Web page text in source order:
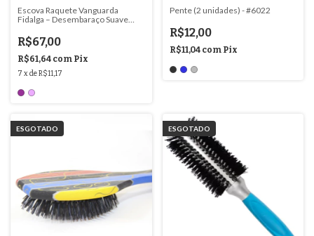
Escova Raquete Vanguarda
Fidalga – Desembaraço Suave
R$67,00
R$61,64 com Pix
7 xdeR$11,17
Pente (2 unidades) - #6022
R$12,00
R$11,04 com Pix
ESGOTADO ESGOTADO